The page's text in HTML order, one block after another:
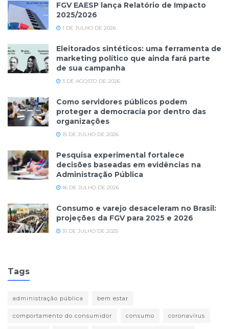
FGV EAESP lança Relatório de Impacto
2025/2026
1 DE JULHO DE 2026
Eleitorados sintéticos: uma ferramenta de
marketing político que ainda fará parte
de sua campanha
3 DE AGOSTO DE 2026
Como servidores públicos podem
proteger a democracia por dentro das
organizações
15 DE JULHO DE 2026
Pesquisa experimental fortalece
decisões baseadas em evidências na
Administração Pública
16 DE JULHO DE 2026
Consumo e varejo desaceleram no Brasil:
projeções da FGV para 2025 e 2026
31 DE JULHO DE 2025
Tags
administração pública bem estar
comportamento do consumidor consumo coronavírus